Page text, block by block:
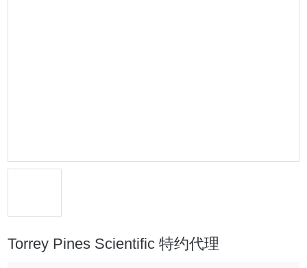
Torrey Pines Scientific 特约代理